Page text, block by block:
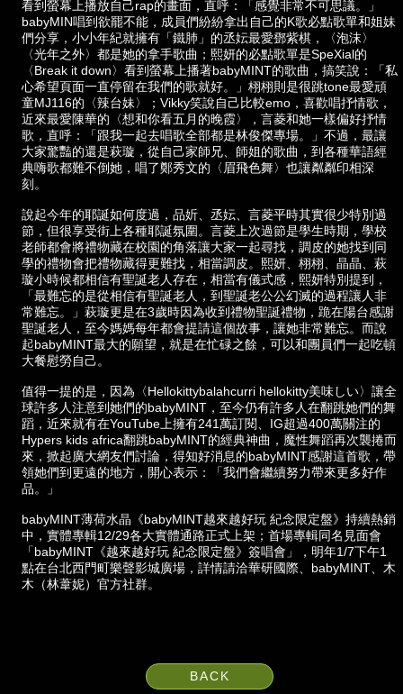
看到螢幕上播放自己rap的畫面，直呼：「感覺非常不可思議。」
babyMIN唱到欲罷不能，成員們紛紛拿出自己的K歌必點歌單和姐妹
們分享，小小年紀就擁有「鐵肺」的丞妘最愛鄧紫棋，〈泡沫〉
〈光年之外〉都是她的拿手歌曲；熙妍的必點歌單是SpeXial的
〈Break it down〉看到螢幕上播著babyMINT的歌曲，搞笑說：「私
心希望頁面一直停留在我們的歌就好。」栩栩則是很跳tone最愛頑
童MJ116的〈辣台妹〉；Vikky笑說自己比較emo，喜歡唱抒情歌，
近來最愛陳華的〈想和你看五月的晚霞〉，言菱和她一樣偏好抒情
歌，直呼：「跟我一起去唱歌全部都是林俊傑專場。」不過，最讓
大家驚豔的還是萩璇，從自己家師兄、師姐的歌曲，到各種華語經
典嗨歌都難不倒她，唱了鄭秀文的〈眉飛色舞〉也讓粼粼印相深
刻。
說起今年的耶誕如何度過，品妡、丞妘、言菱平時其實很少特別過
節，但很享受街上各種耶誕氛圍。言菱上次過節是學生時期，學校
老師都會將禮物藏在校園的角落讓大家一起尋找，調皮的她找到同
學的禮物會把禮物藏得更難找，相當調皮。熙妍、栩栩、晶晶、萩
璇小時候都相信有聖誕老人存在，相當有儀式感，熙妍特別提到，
「最難忘的是從相信有聖誕老人，到聖誕老公公幻滅的過程讓人非
常難忘。」萩璇更是在3歲時因為收到禮物聖誕禮物，跪在陽台感謝
聖誕老人，至今媽媽每年都會提請這個故事，讓她非常難忘。而說
起babyMINT最大的願望，就是在忙碌之餘，可以和團員們一起吃頓
大餐慰勞自己。
值得一提的是，因為〈Hellokittybalahcurri hellokitty美味しい〉讓全
球許多人注意到她們的babyMINT，至今仍有許多人在翻跳她們的舞
蹈，近來就有在YouTube上擁有241萬訂閱、IG超過400萬關注的
Hypers kids africa翻跳babyMINT的經典神曲，魔性舞蹈再次襲捲而
來，掀起廣大網友們討論，得知好消息的babyMINT感謝這首歌，帶
領她們到更遠的地方，開心表示：「我們會繼續努力帶來更多好作
品。」
babyMINT薄荷水晶《babyMINT越來越好玩 紀念限定盤》持續熱銷
中，實體專輯12/29各大實體通路正式上架；首場專輯同名見面會
「babyMINT《越來越好玩 紀念限定盤》簽唱會」，明年1/7下午1
點在台北西門町樂聲影城廣場，詳情請洽華研國際、babyMINT、木
木（林葦妮）官方社群。
BACK